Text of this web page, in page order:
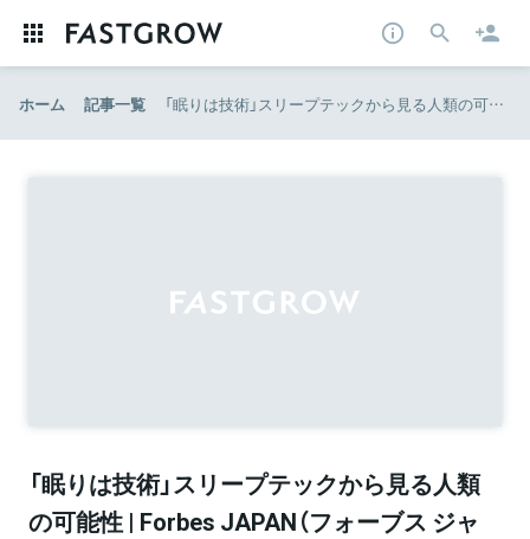
ホーム 記事一覧 「眠りは技術」スリープテックから見る人類の可能性 | Forbes JAPAN（フォーブス ジャパン）
「眠りは技術」スリープテックから見る人類
の可能性 | Forbes JAPAN（フォーブス ジャ